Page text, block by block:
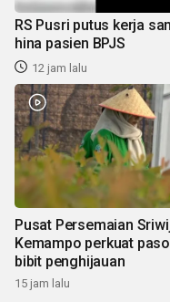
RS Pusri putus kerja
hina pasien BPJS
12 jam lalu
Pusat Persemaian
Kemampo perkuat
bibit penghijauan
15 jam lalu